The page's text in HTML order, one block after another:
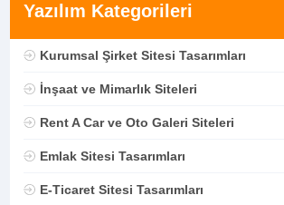
Yazılım Kategorileri
Kurumsal Şirket Sitesi Tasarımları
İnşaat ve Mimarlık Siteleri
Rent A Car ve Oto Galeri Siteleri
Emlak Sitesi Tasarımları
E-Ticaret Sitesi Tasarımları